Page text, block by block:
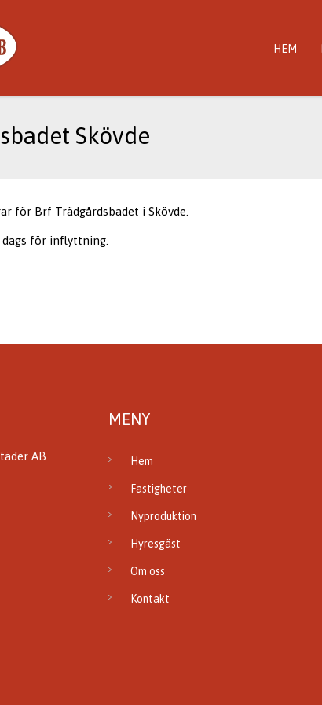
HEM
Skövde
för Brf Trädgårdsbadet i Skövde.
för inflyttning.
AB
MENY
Hem
Fastigheter
Nyproduktion
Hyresgäst
Om oss
Kontakt